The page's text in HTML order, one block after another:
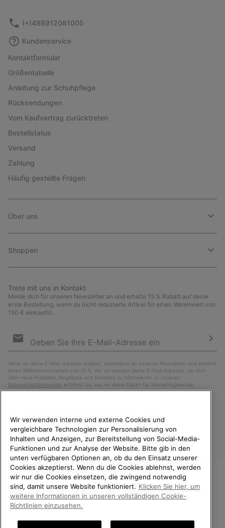
(+)498912081005
Kundenservice
Kontaktformular
Größentabelle
Anleitung zur Schuhpflege
Rücksendungen
Vom Kaufvertrag zurücktreten
Bestellstatus
Versand
Zahlung
Häufig gestellte Fragen
Über uns
Shoppen
Trete mit uns in Kontakt
Melde dich für unseren Newsletter an und erhalte 15 % Rabatt auf deine
erste Bestellung, wenn du nicht reduzierte Artikel für einen Warenwert von
150 € einkaufst.
Anmeldung
Wenn du deine E-Mail-Adresse angibst, abonnierst du unseren Newsletter und erhältst
einen Willkommensrabatt von 15 %. Wir verwenden deine E-Mail-Adresse, um dich
über neue Produkte, Angebote und Aktionen zu informieren. In unseren
Datenschutzhinweisen erfährst du, wie wir deine Daten für Marketingzwecke
verarbeiten und wie du deine Zustimmung widerrufen kannst.
Deutschland
©2026SOREL. Alle Rechte vorbehalten.
Datenschutz Nutzungsbedingungen
WILLKOMMEN BEI SOREL.
BITTE WÄHLEN SIE IHR
LIEFERLAND.
Wir verwenden interne und externe Cookies und
vergleichbare Technologien zur Personalisierung von
Inhalten und Anzeigen, zur Bereitstellung von Social-Media-
Funktionen und zur Analyse der Website. Bitte gib in den
unten verfügbaren Optionen an, ob du den Einsatz unserer
Cookies akzeptierst. Wenn du die Cookies ablehnst, werden
wir nur die Cookies einsetzen, die zwingend notwendig
sind, damit unsere Website funktioniert. Klicken Sie hier, um
weitere Informationen in unseren vollständigen Cookie-
Richtlinien einzusehen.